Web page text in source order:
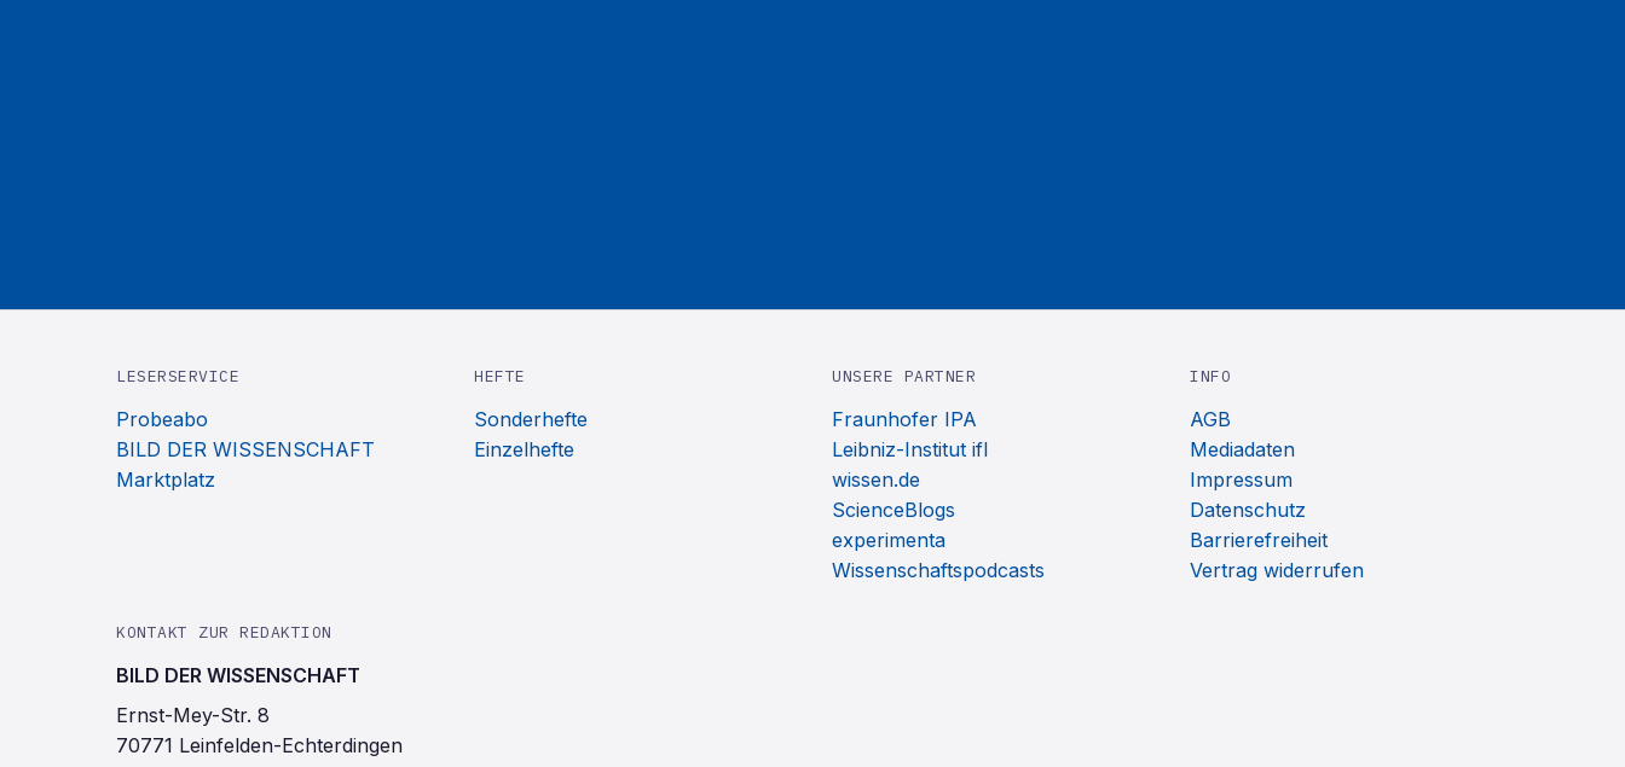
LESERSERVICE
Probeabo
BILD DER WISSENSCHAFT
Marktplatz
HEFTE
Sonderhefte
Einzelhefte
UNSERE PARTNER
Fraunhofer IPA
Leibniz-Institut ifl
wissen.de
ScienceBlogs
experimenta
Wissenschaftspodcasts
INFO
AGB
Mediadaten
Impressum
Datenschutz
Barrierefreiheit
Vertrag widerrufen
KONTAKT ZUR REDAKTION
BILD DER WISSENSCHAFT
Ernst-Mey-Str. 8
70771 Leinfelden-Echterdingen